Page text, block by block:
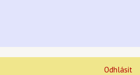
Odhlásit